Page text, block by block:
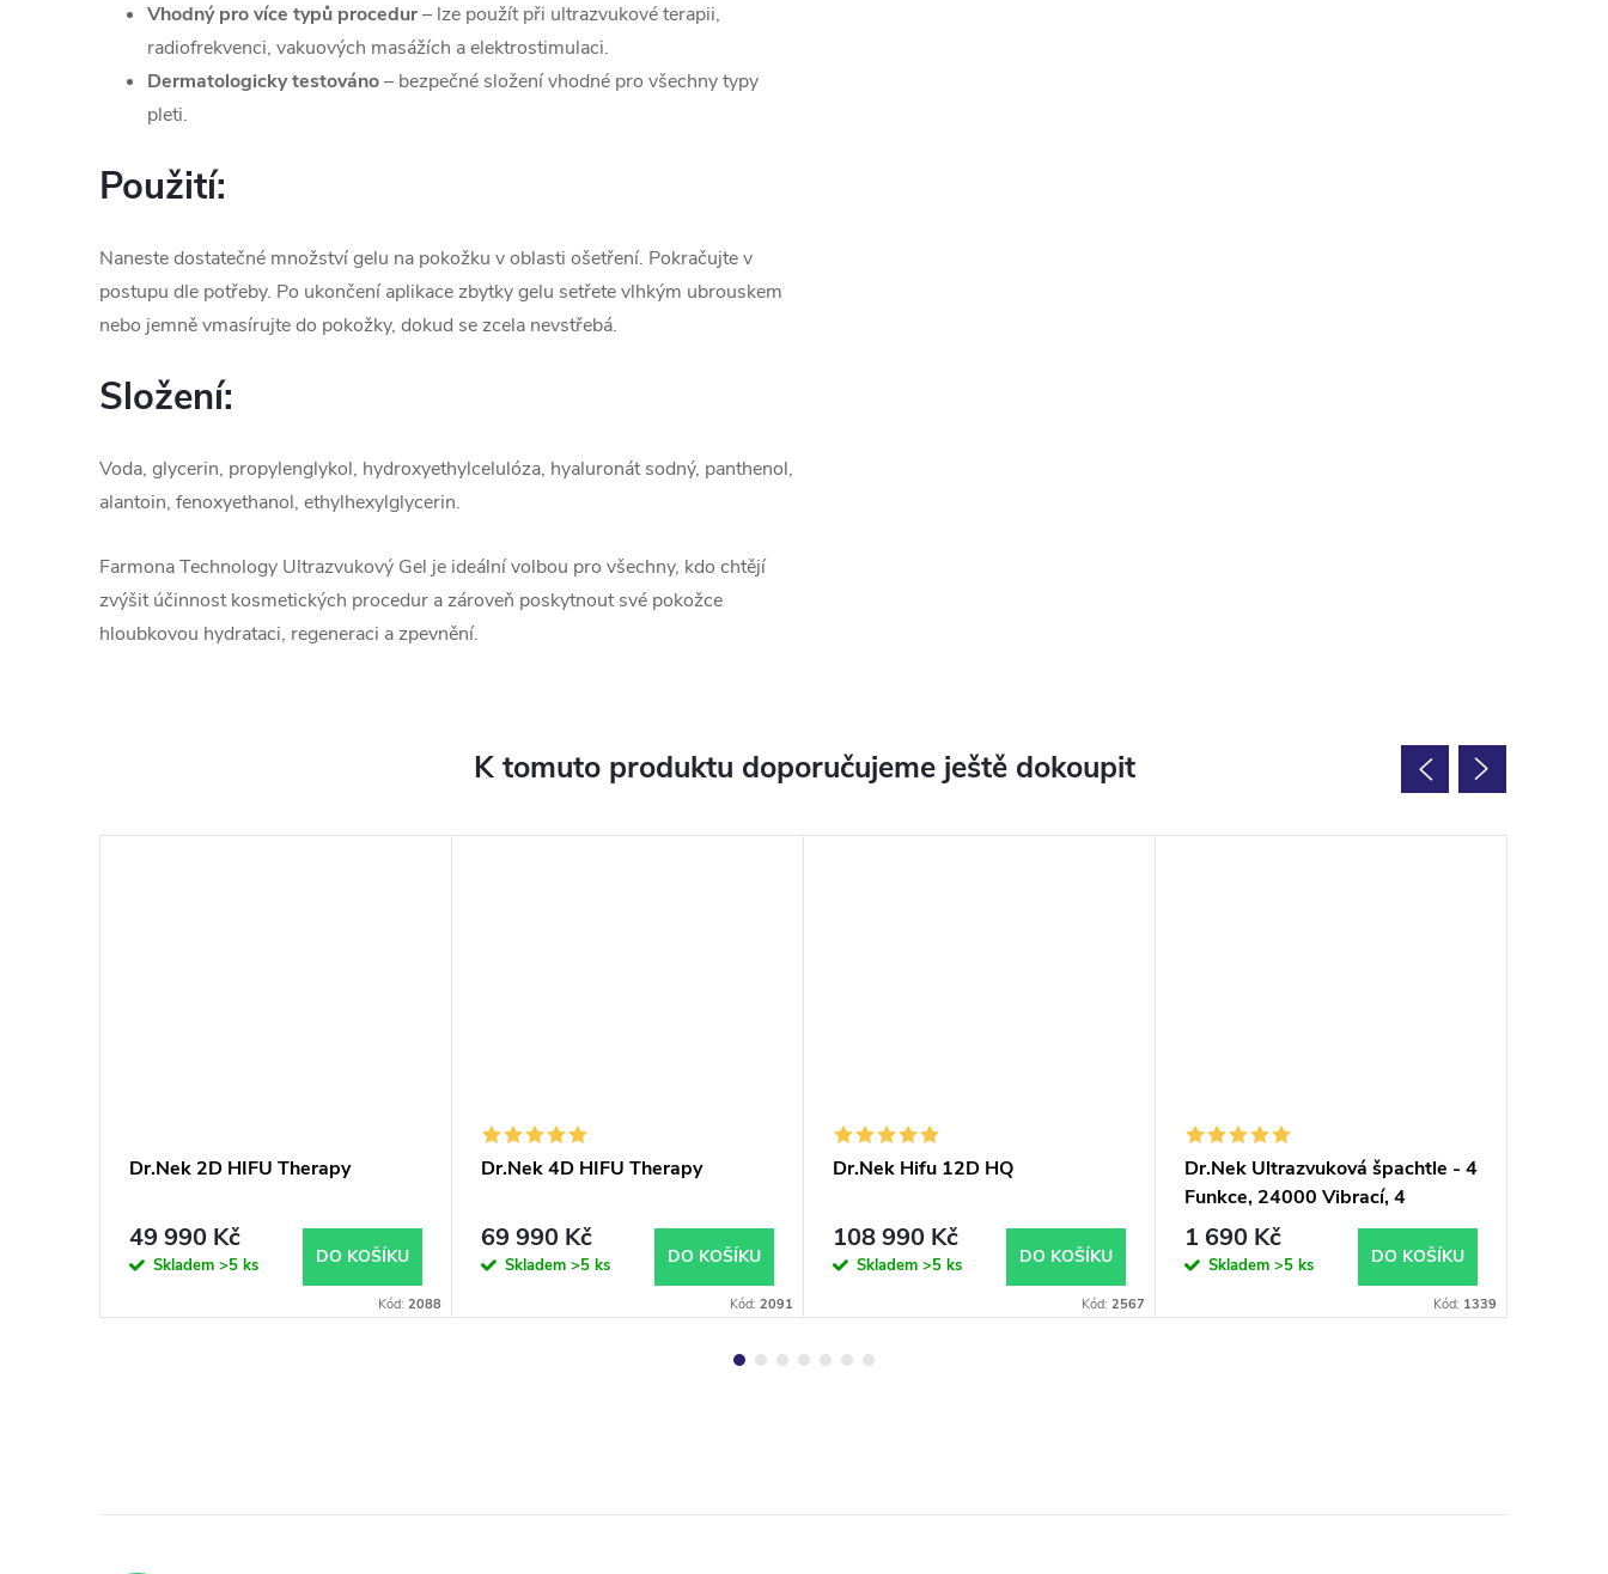
Vhodný pro více typů procedur– lze použít při ultrazvukové terapii,
radiofrekvenci, vakuových masážích a elektrostimulaci.
Dermatologicky testováno– bezpečné složení vhodné pro všechny typy
pleti.
Použití:
Naneste dostatečné množství gelu na pokožku v oblasti ošetření. Pokračujte v
postupu dle potřeby. Po ukončení aplikace zbytky gelu setřete vlhkým ubrouskem
nebo jemně vmasírujte do pokožky, dokud se zcela nevstřebá.
Složení:
Voda, glycerin, propylenglykol, hydroxyethylcelulóza, hyaluronát sodný, panthenol,
alantoin, fenoxyethanol, ethylhexylglycerin.
Farmona Technology Ultrazvukový Gel je ideální volbou pro všechny, kdo chtějí
zvýšit účinnost kosmetických procedur a zároveň poskytnout své pokožce
hloubkovou hydrataci, regeneraci a zpevnění.
K tomuto produktu doporučujeme ještě dokoupit
Dr.Nek 2D HIFU Therapy
49 990 Kč
Skladem >5 ks DO KOŠÍKU
Kód: 2088
Dr.Nek 4D HIFU Therapy
69 990 Kč
Skladem >5 ks DO KOŠÍKU
Kód: 2091
Dr.Nek Hifu 12D HQ
108 990 Kč
Skladem >5 ks DO KOŠÍKU
Kód: 2567
Dr.Nek Ultrazvuková špachtle - 4
Funkce, 24000 Vibrací, 4
Programy
1 690 Kč
Skladem >5 ks DO KOŠÍKU
Kód: 1339